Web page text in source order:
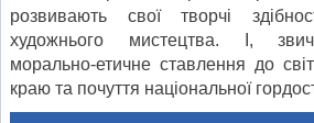
розвивають свої творчі
художнього мистецтва. І,
морально-етичне ставлення до
краю та почуття національної